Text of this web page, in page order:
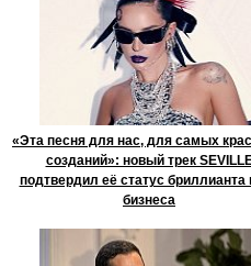
«Эта песня для нас, для самых
созданий»: новый трек
подтвердил её статус бриллианта
бизнеса